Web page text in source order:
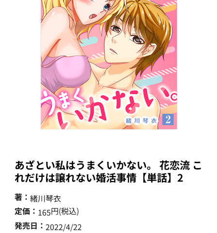
あざとい私はうまくいかない。 花恋流 こ
れだけは譲れない婚活事情【単話】2
著： 緒川琴衣
定価： 165円(税込)
発売日： 2022/4/22